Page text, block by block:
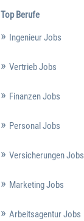
Top Berufe
Ingenieur Jobs
Vertrieb Jobs
Finanzen Jobs
Personal Jobs
Versicherungen Jobs
Marketing Jobs
Arbeitsagentur Jobs